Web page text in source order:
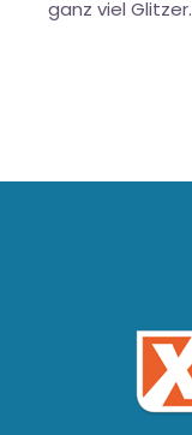
ganz viel Glitzer.